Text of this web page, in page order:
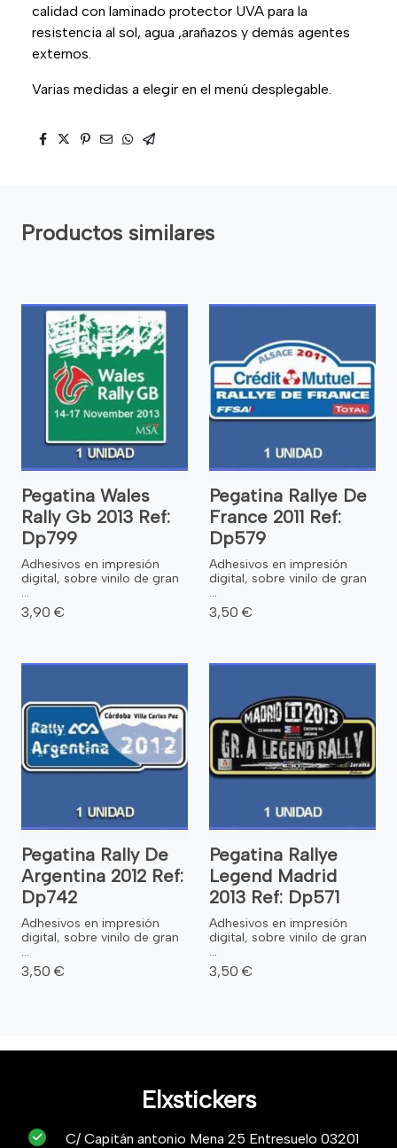
calidad con laminado protector UVA para la
resistencia al sol, agua ,arañazos y demás agentes
externos.
Varias medidas a elegir en el menú desplegable.
Productos similares
Pegatina Wales
Rally Gb 2013 Ref:
Dp799
Adhesivos en impresión
digital, sobre vinilo de gran
...
3,90 €
Pegatina Rallye De
France 2011 Ref:
Dp579
Adhesivos en impresión
digital, sobre vinilo de gran
...
3,50 €
Pegatina Rally De
Argentina 2012 Ref:
Dp742
Adhesivos en impresión
digital, sobre vinilo de gran
...
3,50 €
Pegatina Rallye
Legend Madrid
2013 Ref: Dp571
Adhesivos en impresión
digital, sobre vinilo de gran
...
3,50 €
Elxstickers
C/ Capitán antonio Mena 25 Entresuelo 03201